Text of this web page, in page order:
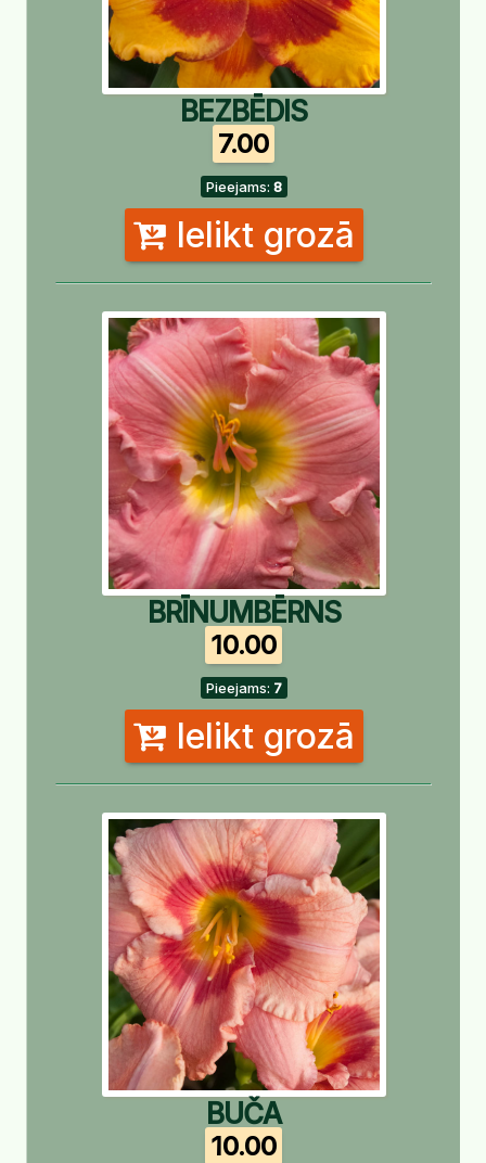
BEZBĒDIS
7.00
Pieejams: 8
Ielikt grozā
BRĪNUMBĒRNS
10.00
Pieejams: 7
Ielikt grozā
BUČA
10.00